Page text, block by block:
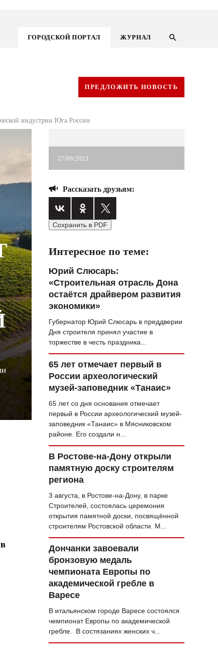
ГОРОДСКОЙ ПОРТАЛ ЖУРНАЛ
ГОРОДСКОЙ ПОРТАЛ
СТИЛЬ ЖИЗНИ
ЧЕЛОВЕК ОСОБЕННЫЙ
КУЛЬТ ЕДЫ
ПРЕДЛОЖИТЬ НОВОСТЬ
индустрии Юга России
27/09/2023
Рассказать друзьям:
Сохранить в PDF
Интересное по теме:
Юрий Слюсарь:
«Строительная отрасль Дона
остаётся драйвером развития
экономики»
Губернатор Юрий Слюсарь в преддверии
Дня строителя принял участие в
торжестве в честь праздника...
65 лет отмечает первый в
России археологический
музей-заповедник «Танаис»
65 лет со дня основания отмечает
первый в России археологический музей-
заповедник «Танаис» в Мясниковском
районе. Его создали н...
В Ростове-на-Дону открыли
памятную доску строителям
региона
3 августа, в Ростове-на-Дону, в парке
Строителей, состоялась церемония
открытия памятной доски, посвящённой
строителям Ростовской области. М...
Дончанки завоевали
бронзовую медаль
чемпионата Европы по
академической гребле в
Варесе
В итальянском городе Варесе состоялся
чемпионат Европы по академической
гребле. В состязаниях женских ч...